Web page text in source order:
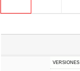
VERSIONES